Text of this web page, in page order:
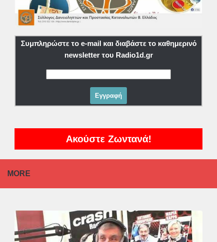
Συμπληρώστε το e-mail και διαβάστε το καθημερινό
newsletter του Radio1d.gr
Ακούστε Ζωντανά!
MORE